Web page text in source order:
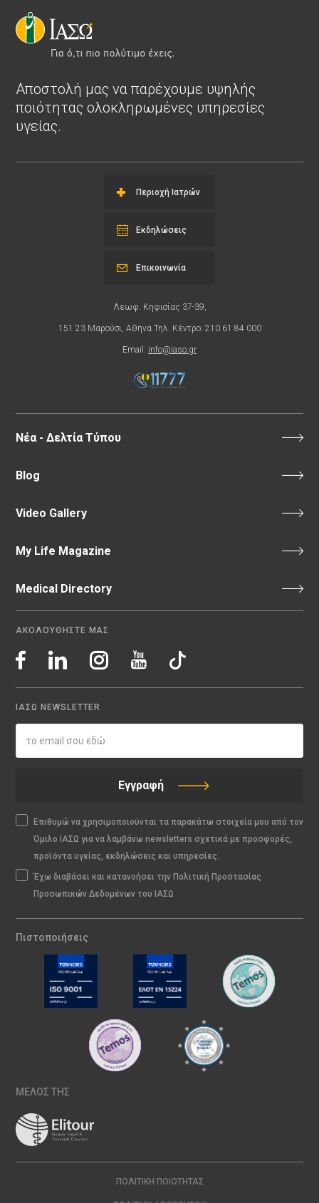
Αποστολή μας να παρέχουμε υψηλής
ποιότητας ολοκληρωμένες υπηρεσίες
υγείας.
Περιοχή Ιατρών
Εκδηλώσεις
Λεωφ. Κηφισίας 37-39,
151 23 Μαρούσι, Αθήνα Τηλ. Κέντρο: 210 61 84 000
Email: info@iaso.gr
Επικοινωνία
Νέα - Δελτία Τύπου
Blog
Video Gallery
My Life Magazine
Medical Directory
ΑΚΟΛΟΥΘΗΣΤΕ ΜΑΣ
ΙΑΣΩ NEWSLETTER
Εγγραφή
Επιθυμώ να χρησιμοποιούνται τα παρακάτω στοιχεία μου από τον
Όμιλο ΙΑΣΩ για να λαμβάνω newsletters σχετικά με προσφορές,
προϊόντα υγείας, εκδηλώσεις και υπηρεσίες.
Έχω διαβάσει και κατανοήσει την Πολιτική Προστασίας
Προσωπικών Δεδομένων του ΙΑΣΩ
Πιστοποιήσεις
ΜΕΛΟΣ ΤΗΣ
ΠΟΛΙΤΙΚΉ ΠΟΙΌΤΗΤΑΣ